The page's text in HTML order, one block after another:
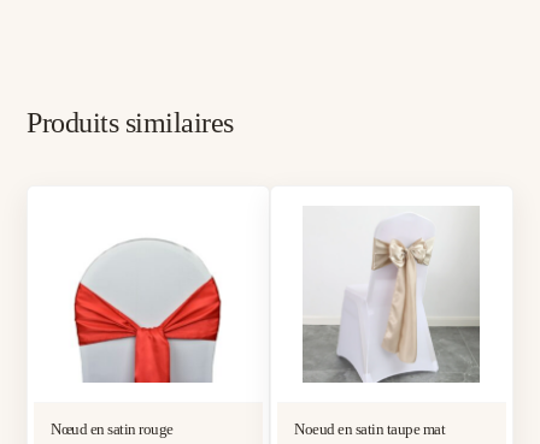
Produits similaires
Nœud en satin rouge Noeud en satin taupe mat